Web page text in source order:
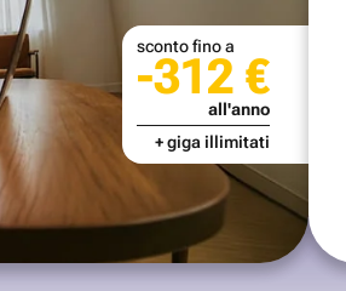
sconto fino a
-312 €
all'anno
+ giga illimitati